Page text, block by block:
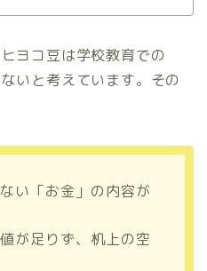
ヨコ豆は学校教育での
いと考えています。その
い「お金」の内容が
が足りず、机上の空